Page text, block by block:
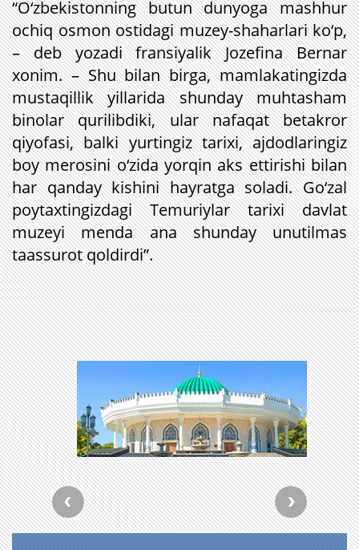
“O‘zbekistonning butun dunyoga mashhur
ochiq osmon ostidagi muzey-shaharlari ko‘p,
– deb yozadi fransiyalik Jozefina Bernar
xonim. – Shu bilan birga, mamlakatingizda
mustaqillik yillarida shunday muhtasham
binolar qurilibdiki, ular nafaqat betakror
qiyofasi, balki yurtingiz tarixi, ajdodlaringiz
boy merosini o‘zida yorqin aks ettirishi bilan
har qanday kishini hayratga soladi. Go‘zal
poytaxtingizdagi Temuriylar tarixi davlat
muzeyi menda ana shunday unutilmas
taassurot qoldirdi”.